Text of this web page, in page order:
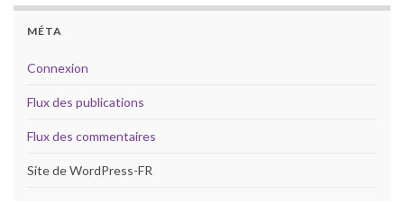
MÉTA
Connexion
Flux des publications
Flux des commentaires
Site de WordPress-FR